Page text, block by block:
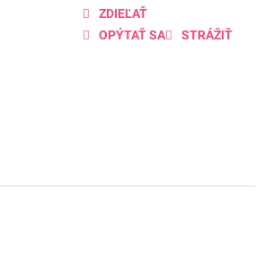
OPÝTAŤ SA STRÁŽIŤ
ZDIEĽAŤ